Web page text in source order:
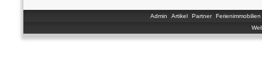
Admin Artikel Partner
Ferienimmobilien